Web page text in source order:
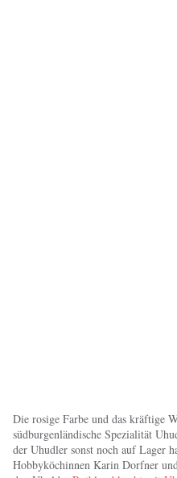
Die rosige Farbe und das kräftige
südburgenländische Spezialität
der Uhudler sonst noch auf Lager
Hobbyköchinnen Karin Dorfner